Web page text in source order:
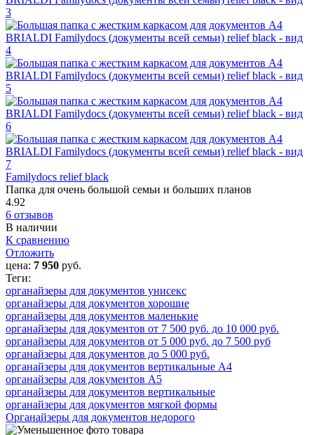
Familydocs relief black
Папка для очень большой семьи и больших планов
4.92
6 отзывов
В наличии
К сравнению
Отложить
цена: 7 950 руб.
Теги:
органайзеры для документов унисекс
органайзеры для документов хорошие
органайзеры для документов маленькие
органайзеры для документов от 7 500 руб. до 10 000 руб.
органайзеры для документов от 5 000 руб. до 7 500 руб
органайзеры для документов до 5 000 руб.
органайзеры для документов вертикальные А4
органайзеры для документов А5
органайзеры для документов вертикальные
органайзеры для документов мягкой формы
Органайзеры для документов недорого